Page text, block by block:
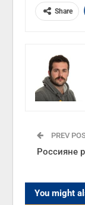
Share
PREV
Россияне
You might